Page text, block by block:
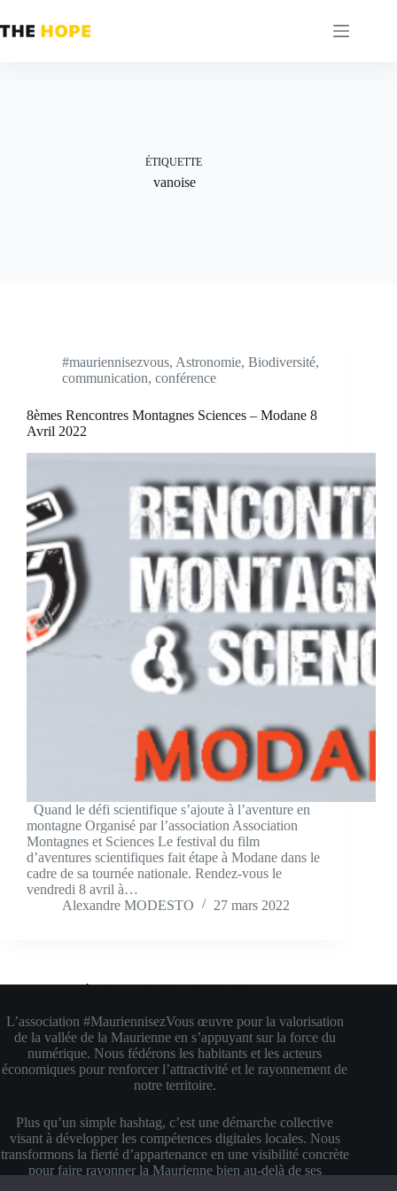
au
contenu
ÉTIQUETTE
vanoise
#mauriennisezvous, Astronomie, Biodiversité,
communication, conférence
8èmes Rencontres Montagnes Sciences – Modane 8
Avril 2022
Quand le défi scientifique s’ajoute à l’aventure en
montagne Organisé par l’association Association
Montagnes et Sciences Le festival du film
d’aventures scientifiques fait étape à Modane dans le
cadre de sa tournée nationale. Rendez-vous le
vendredi 8 avril à…
Alexandre MODESTO
27 mars 2022
L’association #MauriennisezVous œuvre pour la valorisation
de la vallée de la Maurienne en s’appuyant sur la force du
numérique. Nous fédérons les habitants et les acteurs
économiques pour renforcer l’attractivité et le rayonnement de
notre territoire.
Plus qu’un simple hashtag, c’est une démarche collective
visant à développer les compétences digitales locales. Nous
transformons la fierté d’appartenance en une visibilité concrète
pour faire rayonner la Maurienne bien au-delà de ses